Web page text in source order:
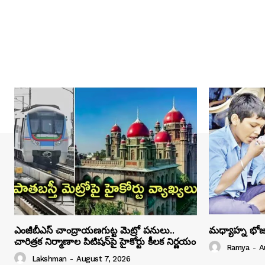
ఎంజీబీఎస్ చాంద్రాయణగుట్ట మెట్రో పనులు..
చారిత్రక నిర్మాణాల పిటిషన్‌పై హైకోర్టు కీలక నిర్ణయం
Lakshman - August 7, 2026
మధ్యాహ్న
Ramya -